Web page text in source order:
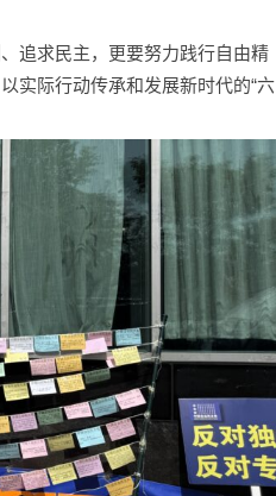
追求民主，更要努力践行自由精
实际行动传承和发展新时代的“六